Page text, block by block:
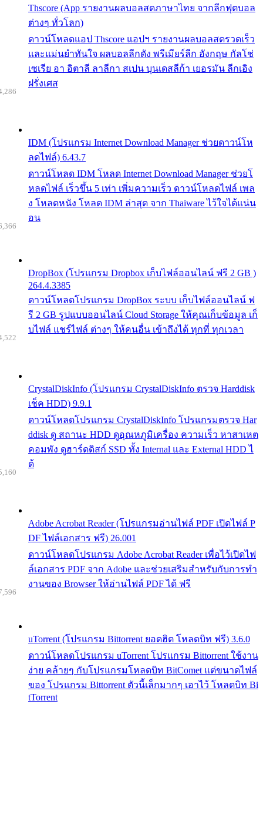
Thscore (App รายงานผลบอลสดภาษาไทย จากลีกฟุตบอล
ต่างๆ ทั่วโลก)
ดาวน์โหลดแอป Thscore แอปฯ รายงานผลบอลสดรวดเร็ว
และแม่นยำทันใจ ผลบอลลีกดัง พรีเมียร์ลีก อังกฤษ กัลโช่
เซเรีย อา อิตาลี ลาลีกา สเปน บุนเดสลีก้า เยอรมัน ลีกเอิง
ฝรั่งเศส
IDM (โปรแกรม Internet Download Manager ช่วยดาวน์โห
ลดไฟล์) 6.43.7
ดาวน์โหลด IDM โหลด Internet Download Manager ช่วยโ
หลดไฟล์ เร็วขึ้น 5 เท่า เพิ่มความเร็ว ดาวน์โหลดไฟล์ เพล
ง โหลดหนัง โหลด IDM ล่าสุด จาก Thaiware ไว้ใจได้แน่น
อน
DropBox (โปรแกรม Dropbox เก็บไฟล์ออนไลน์ ฟรี 2 GB )
264.4.3385
ดาวน์โหลดโปรแกรม DropBox ระบบ เก็บไฟล์ออนไลน์ ฟ
รี 2 GB รูปแบบออนไลน์ Cloud Storage ให้คุณเก็บข้อมูล เก็
บไฟล์ แชร์ไฟล์ ต่างๆ ให้คนอื่น เข้าถึงได้ ทุกที่ ทุกเวลา
CrystalDiskInfo (โปรแกรม CrystalDiskInfo ตรวจ Harddisk
เช็ค HDD) 9.9.1
ดาวน์โหลดโปรแกรม CrystalDiskInfo โปรแกรมตรวจ Har
ddisk ดู สถานะ HDD ดูอุณหภูมิเครื่อง ความเร็ว หาสาเหต
คอมพัง ดูฮาร์ดดิสก์ SSD ทั้ง Internal และ External HDD ไ
ด้
Adobe Acrobat Reader (โปรแกรมอ่านไฟล์ PDF เปิดไฟล์ P
DF ไฟล์เอกสาร ฟรี) 26.001
ดาวน์โหลดโปรแกรม Adobe Acrobat Reader เพื่อไว้เปิดไฟ
ล์เอกสาร PDF จาก Adobe และช่วยเสริมสำหรับกับการทำ
งานของ Browser ให้อ่านไฟล์ PDF ได้ ฟรี
uTorrent (โปรแกรม Bittorrent ยอดฮิต โหลดบิท ฟรี) 3.6.0
ดาวน์โหลดโปรแกรม uTorrent โปรแกรม Bittorrent ใช้งาน
ง่าย คล้ายๆ กับโปรแกรมโหลดบิท BitComet แต่ขนาดไฟล์
ของ โปรแกรม Bittorrent ตัวนี้เล็กมากๆ เอาไว้ โหลดบิท Bi
tTorrent